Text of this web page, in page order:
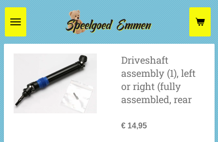
Ga
direct
naar
de
Driveshaft
assembly (1), left
or right (fully
assembled, rear
€ 14,95